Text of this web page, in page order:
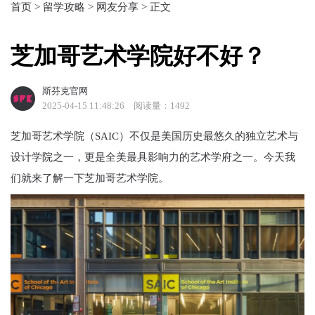
首页 > 留学攻略 > 网友分享 > 正文
芝加哥艺术学院好不好？
斯芬克官网
2025-04-15 11:48:26
阅读量：1492
芝加哥艺术学院（SAIC）不仅是美国历史最悠久的独立艺术与
设计学院之一，更是全美最具影响力的艺术学府之一。今天我
们就来了解一下芝加哥艺术学院。